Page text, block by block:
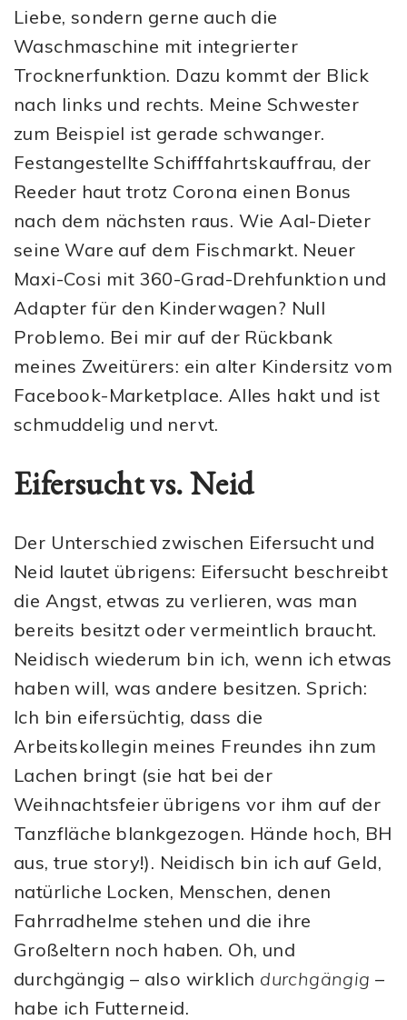
Liebe, sondern gerne auch die
Waschmaschine mit integrierter
Trocknerfunktion. Dazu kommt der Blick
nach links und rechts. Meine Schwester
zum Beispiel ist gerade schwanger.
Festangestellte Schifffahrtskauffrau, der
Reeder haut trotz Corona einen Bonus
nach dem nächsten raus. Wie Aal-Dieter
seine Ware auf dem Fischmarkt. Neuer
Maxi-Cosi mit 360-Grad-Drehfunktion und
Adapter für den Kinderwagen? Null
Problemo. Bei mir auf der Rückbank
meines Zweitürers: ein alter Kindersitz vom
Facebook-Marketplace. Alles hakt und ist
schmuddelig und nervt.
Eifersucht vs. Neid
Der Unterschied zwischen Eifersucht und
Neid lautet übrigens: Eifersucht beschreibt
die Angst, etwas zu verlieren, was man
bereits besitzt oder vermeintlich braucht.
Neidisch wiederum bin ich, wenn ich etwas
haben will, was andere besitzen. Sprich:
Ich bin eifersüchtig, dass die
Arbeitskollegin meines Freundes ihn zum
Lachen bringt (sie hat bei der
Weihnachtsfeier übrigens vor ihm auf der
Tanzfläche blankgezogen. Hände hoch, BH
aus, true story!). Neidisch bin ich auf Geld,
natürliche Locken, Menschen, denen
Fahrradhelme stehen und die ihre
Großeltern noch haben. Oh, und
durchgängig – also wirklich durchgängig –
habe ich Futterneid.